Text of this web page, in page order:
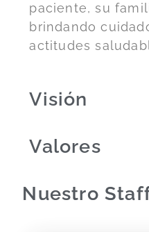
paciente, su
brindando
actitudes
Visión
Valores
Nuestro